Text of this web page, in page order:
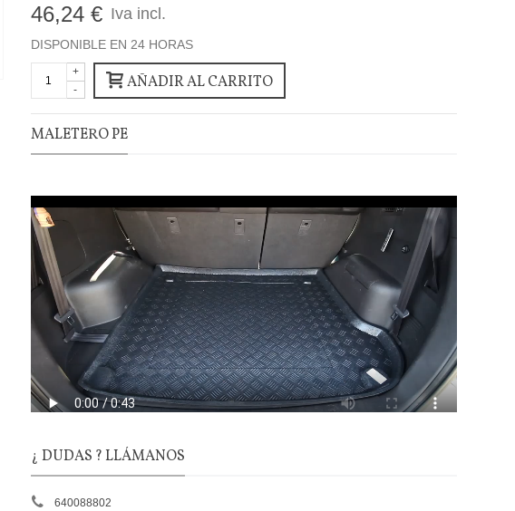
46,24 € Iva incl.
DISPONIBLE EN 24 HORAS
-
+
AÑADIR AL CARRITO
MALETERO PE
¿ DUDAS ? LLÁMANOS
640088802